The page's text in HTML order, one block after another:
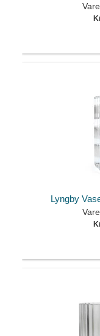
Lyngby